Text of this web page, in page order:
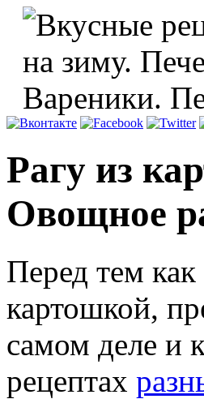
Рагу из
Овощное
Перед тем как
картошкой,
самом деле и
рецептах